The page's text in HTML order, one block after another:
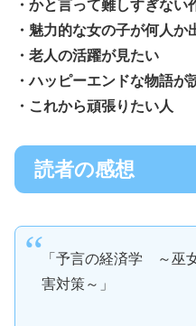
・かと言って難しすぎない
・魅力的な女の子が何人か
・老人の活躍が見たい
・ハッピーエンドな物語が
・これから頑張りたい人
読者の感想
「予言の経済学 ～巫
害対策～」